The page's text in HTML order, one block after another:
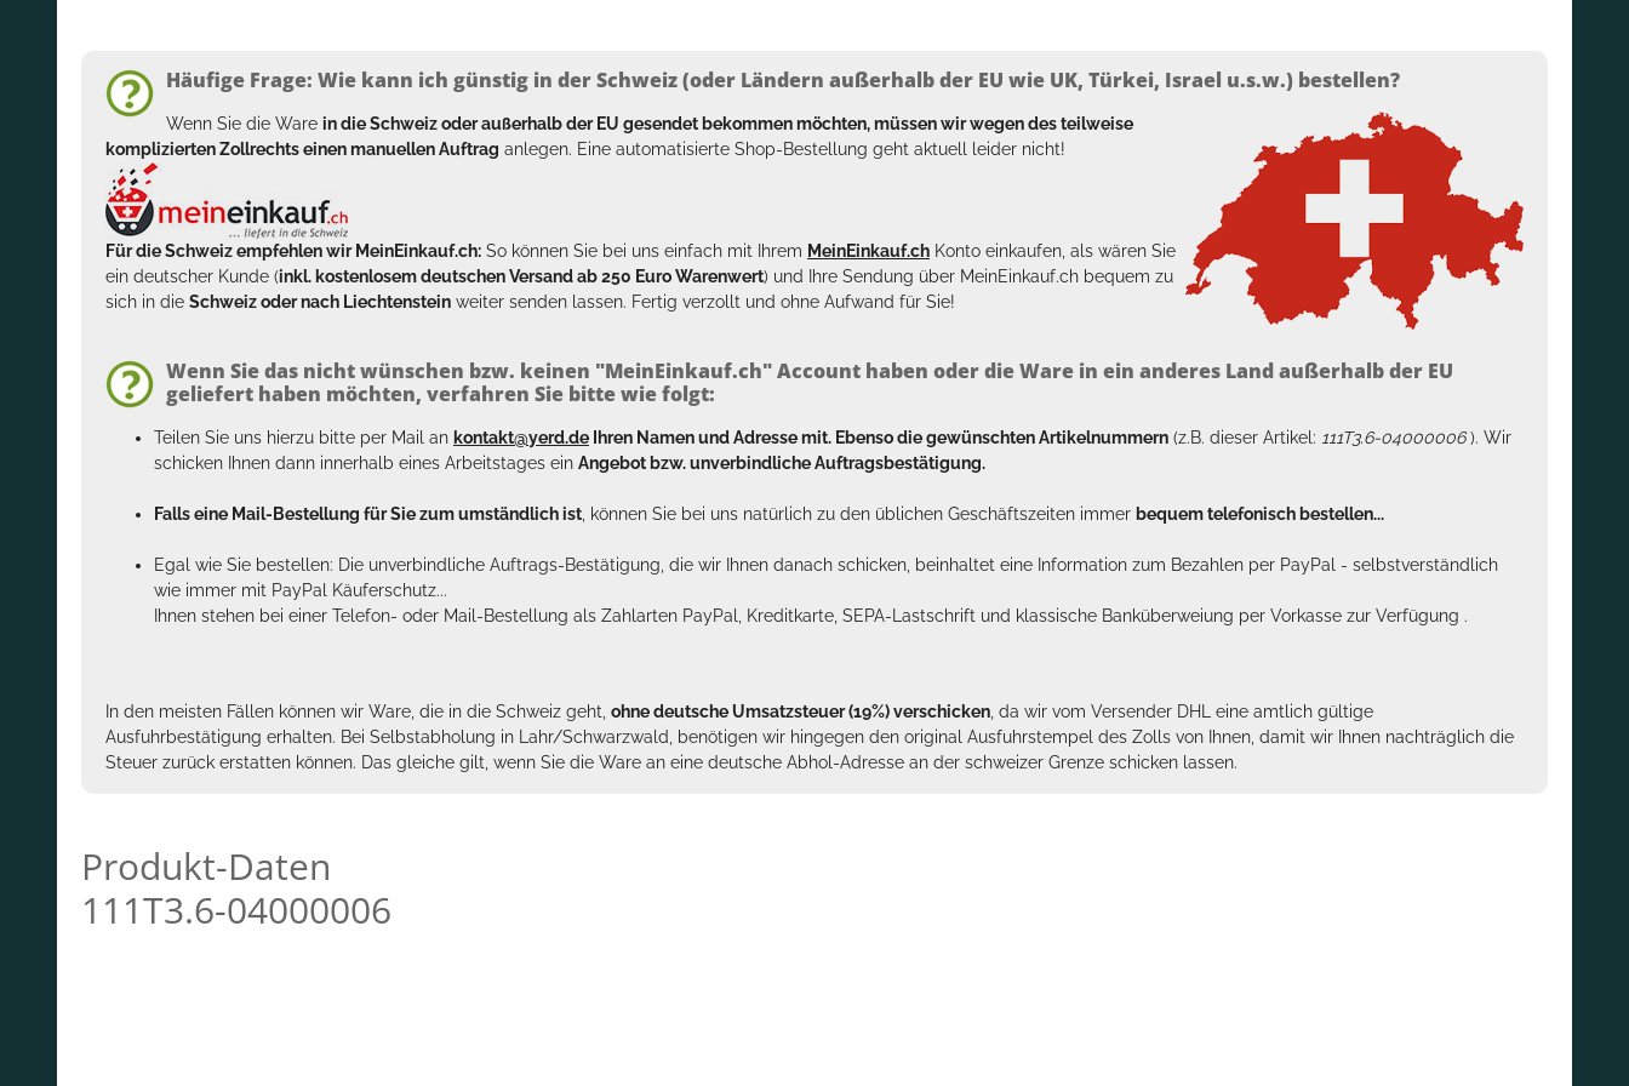
Häufige Frage: Wie kann ich günstig in der Schweiz (oder Ländern außerhalb der EU wie UK, Türkei, Israel u.s.w.) bestellen?
Wenn Sie die Ware in die Schweiz oder außerhalb der EU gesendet bekommen möchten, müssen wir wegen des teilweise
komplizierten Zollrechts einen manuellen Auftrag anlegen. Eine automatisierte Shop-Bestellung geht aktuell leider nicht!
Für die Schweiz empfehlen wir MeinEinkauf.ch: So können Sie bei uns einfach mit Ihrem MeinEinkauf.ch Konto einkaufen, als wären Sie
ein deutscher Kunde (inkl. kostenlosem deutschen Versand ab 250 Euro Warenwert) und Ihre Sendung über MeinEinkauf.ch bequem zu
sich in die Schweiz oder nach Liechtenstein weiter senden lassen. Fertig verzollt und ohne Aufwand für Sie!
Wenn Sie das nicht wünschen bzw. keinen "MeinEinkauf.ch" Account haben oder die Ware in ein anderes Land außerhalb der EU
geliefert haben möchten, verfahren Sie bitte wie folgt:
Teilen Sie uns hierzu bitte per Mail an kontakt@yerd.de Ihren Namen und Adresse mit. Ebenso die gewünschten Artikelnummern (z.B. dieser Artikel: 111T3.6-04000006). Wir
schicken Ihnen dann innerhalb eines Arbeitstages ein Angebot bzw. unverbindliche Auftragsbestätigung.
Falls eine Mail-Bestellung für Sie zum umständlich ist , können Sie bei uns natürlich zu den üblichen Geschäftszeiten immer bequem telefonisch bestellen...
Egal wie Sie bestellen: Die unverbindliche Auftrags-Bestätigung, die wir Ihnen danach schicken, beinhaltet eine Information zum Bezahlen per PayPal - selbstverständlich
wie immer mit PayPal Käuferschutz...
Ihnen stehen bei einer Telefon- oder Mail-Bestellung als Zahlarten PayPal, Kreditkarte, SEPA-Lastschrift und klassische Banküberweiung per Vorkasse zur Verfügung .
In den meisten Fällen können wir Ware, die in die Schweiz geht, ohne deutsche Umsatzsteuer (19%) verschicken , da wir vom Versender DHL eine amtlich gültige
Ausfuhrbestätigung erhalten. Bei Selbstabholung in Lahr/Schwarzwald, benötigen wir hingegen den original Ausfuhrstempel des Zolls von Ihnen, damit wir Ihnen nachträglich die
Steuer zurück erstatten können. Das gleiche gilt, wenn Sie die Ware an eine deutsche Abhol-Adresse an der schweizer Grenze schicken lassen.
Produkt-Daten
111T3.6-04000006